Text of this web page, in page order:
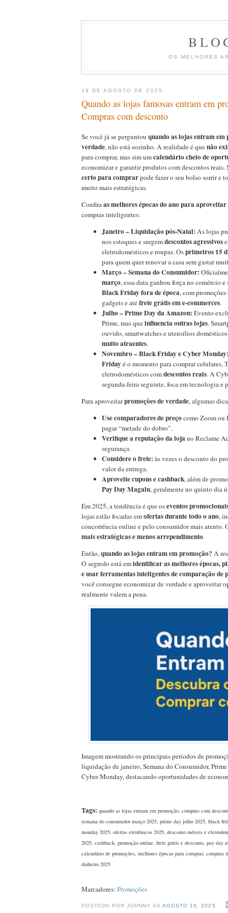
OS MELHORES
19 DE AGOSTO DE 2025
Quando as lojas famosas entram em
Compras com desconto
Se você já se perguntou quando as lojas entram em
verdade, não está sozinho. A realidade é quenão
para comprar, mas sim umcalendário cheio de
economizar e garantir produtos com descontos reais.
certo para comprarpode fazer o seu bolso sorrir e
muito mais estratégicas.
Confiraas melhores épocas do ano para aproveitar
compras inteligentes:
Janeiro – Liquidação pós-Natal:As lojas
nos estoques e surgemdescontos agressivos
eletrodomésticos e roupas. Osprimeiros 15
para quem quer renovar a casa sem gastar
Março – Semana do Consumidor:
março, essa data ganhou força no comércio
Black Friday fora de época, com
gadgets e atéfrete grátis em e-commerces.
Julho – Prime Day da Amazon:Evento
Prime, mas queinfluencia outras lojas.
ouvido, smartwatches e utensílios
muito atraentes.
Novembro – Black Friday e Cyber Monday:
Fridayé o momento para comprar celulares,
eletrodomésticos comdescontos reais. A
segunda-feira seguinte, foca em tecnologia e
Para aproveitarpromoções de verdade, algumas
Use comparadores de preçocomo Zoom ou
pagar “metade do dobro”.
Verifique a reputação da lojano Reclame
segurança.
Considere o frete:às vezes o desconto do
valor da entrega.
Aproveite cupons e cashback, além de
Pay Day Magalu, geralmente no quinto dia
Em 2025, a tendência é que oseventos
lojas estão focadas emofertas durante todo o ano,
concorrência online e pelo consumidor mais atento.
mais estratégicas e menos arrependimento.
Então,quando as lojas entram em promoção? A
O segredo está emidentificar as melhores épocas,
e usar ferramentas inteligentes de comparação de
você consegue economizar de verdade e aproveitar
realmente valem a pena.
Imagem mostrando os principais períodos de
liquidação de janeiro, Semana do Consumidor,
Cyber Monday, destacando oportunidades de
Tags: quando as lojas entram em promoção, compras com
semana do consumidor março 2025, prime day julho 2025, black
monday 2025, ofertas eletrônicos 2025, desconto móveis e
2025, cashback, promoção online, frete grátis e desconto, pay day
calendário de promoções, melhores épocas para comprar, compras
dinheiro 2025
Marcadores: Promoções
POSTADO POR JOHNNY ÀSAGOSTO 19, 2025